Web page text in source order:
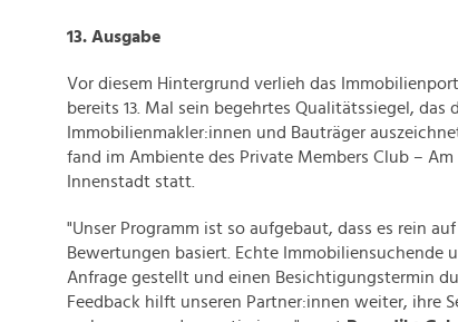
13. Ausgabe
Vor diesem Hintergrund verlieh das
bereits 13. Mal sein begehrtes Qualitätssiegel, das
Immobilienmakler:innen und Bauträger
fand im Ambiente des Private Members Club –
Innenstadt statt.
"Unser Programm ist so aufgebaut, dass es rein
Bewertungen basiert. Echte Immobiliensuchende
Anfrage gestellt und einen Besichtigungstermin
Feedback hilft unseren Partner:innen weiter, ihre